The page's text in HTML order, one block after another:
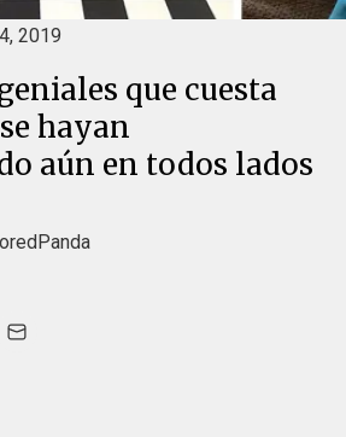
2019
que cuesta
hayan
aún en todos lados